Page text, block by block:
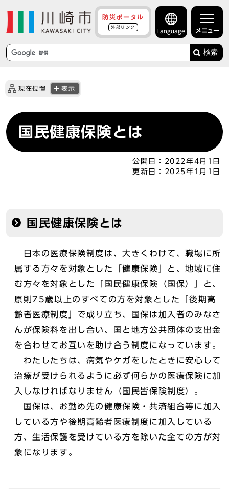
防災ポータル
外部リンク
Language メニュー
検索
現在位置 表示
国民健康保険とは
公開日：
2022年4月1日
更新日：
2025年1月1日
国民健康保険とは
日本の医療保険制度は、大きくわけて、職場に所
属する方々を対象とした「健康保険」と、地域に住
む方々を対象とした「国民健康保険（国保）」と、
原則75歳以上のすべての方を対象とした「後期高
齢者医療制度」で成り立ち、国保は加入者のみなさ
んが保険料を出し合い、国と地方公共団体の支出金
を合わせてお互いを助け合う制度になっています。
わたしたちは、病気やケガをしたときに安心して
治療が受けられるように必ず何らかの医療保険に加
入しなければなりません（国民皆保険制度）。
国保は、お勤め先の健康保険・共済組合等に加入
している方や後期高齢者医療制度に加入している
方、生活保護を受けている方を除いた全ての方が対
象になります。